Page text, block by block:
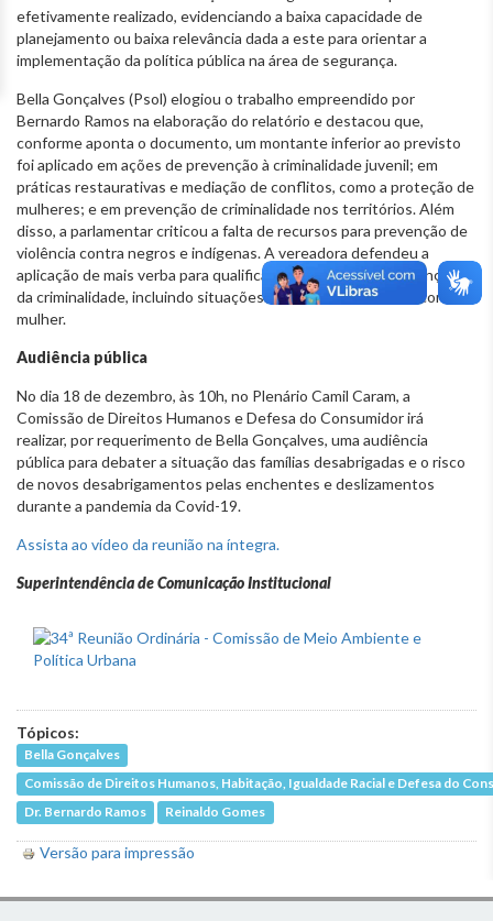
efetivamente realizado, evidenciando a baixa capacidade de
planejamento ou baixa relevância dada a este para orientar a
implementação da política pública na área de segurança.
Bella Gonçalves (Psol) elogiou o trabalho empreendido por
Bernardo Ramos na elaboração do relatório e destacou que,
conforme aponta o documento, um montante inferior ao previsto
foi aplicado em ações de prevenção à criminalidade juvenil; em
práticas restaurativas e mediação de conflitos, como a proteção de
mulheres; e em prevenção de criminalidade nos territórios. Além
disso, a parlamentar criticou a falta de recursos para prevenção de
violência contra negros e indígenas. A vereadora defendeu a
aplicação de mais verba para qualificação de pessoal e prevenção
da criminalidade, incluindo situações de racismo e violência contra a
mulher.
Audiência pública
No dia 18 de dezembro, às 10h, no Plenário Camil Caram, a
Comissão de Direitos Humanos e Defesa do Consumidor irá
realizar, por requerimento de Bella Gonçalves, uma audiência
pública para debater a situação das famílias desabrigadas e o risco
de novos desabrigamentos pelas enchentes e deslizamentos
durante a pandemia da Covid-19.
Assista ao vídeo da reunião na íntegra.
Superintendência de Comunicação Institucional
Tópicos:
Bella Gonçalves
Comissão de Direitos Humanos, Habitação, Igualdade Racial e Defesa do
Dr. Bernardo Ramos
Reinaldo Gomes
Versão para impressão